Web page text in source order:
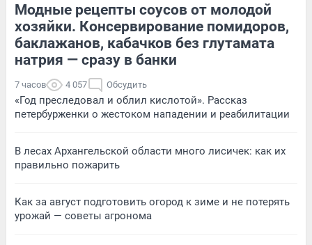
Модные рецепты соусов от молодой
хозяйки. Консервирование помидоров,
баклажанов, кабачков без глутамата
натрия — сразу в банки
7 часов 4 057 Обсудить
«Год преследовал и облил кислотой». Рассказ
петербурженки о жестоком нападении и реабилитации
В лесах Архангельской области много лисичек: как их
правильно пожарить
Как за август подготовить огород к зиме и не потерять
урожай — советы агронома